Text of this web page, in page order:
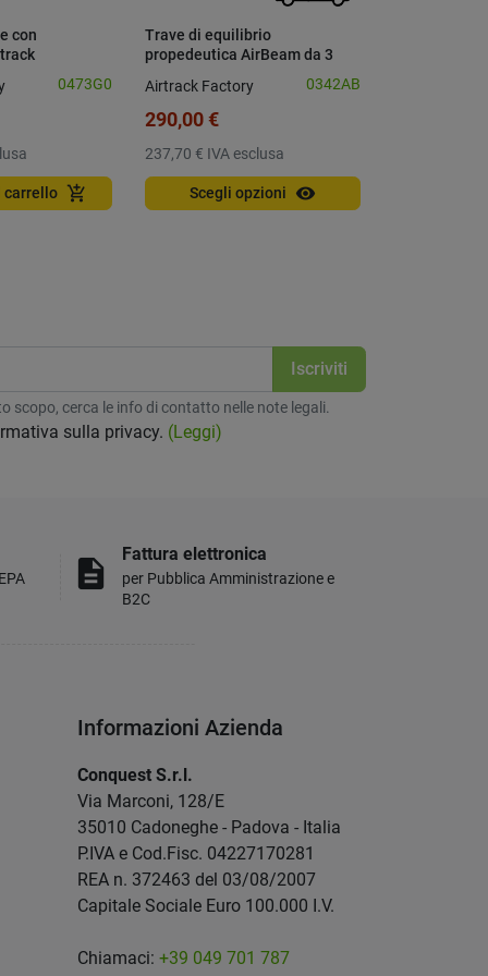
con
0473G0
carrello add_shopping_cart
Trave di equilibrio
propedeutica AirBeam da 3
Airtrack Factory 0342AB
290,00 €
237,70 € IVA esclusa
Scegli opzioni visibility
scopo, cerca le info di contatto nelle note legali.
sulla privacy. (Leggi)
description
Fattura elettronica
per Pubblica Amministrazione e
B2C
Informazioni Azienda
Conquest S.r.l.
Via Marconi, 128/E
35010 Cadoneghe - Padova - Italia
P.IVA e Cod.Fisc. 04227170281
REA n. 372463 del 03/08/2007
Capitale Sociale Euro 100.000 I.V.
Chiamaci: +39 049 701 787